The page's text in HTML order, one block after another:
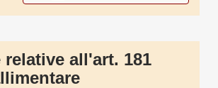
relative all'art. 181